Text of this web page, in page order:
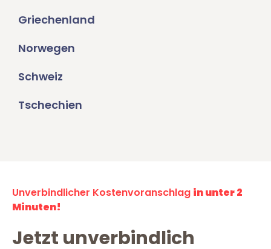
Griechenland
Norwegen
Schweiz
Tschechien
Unverbindlicher Kostenvoranschlag in unter 2
Minuten!
Jetzt unverbindlich